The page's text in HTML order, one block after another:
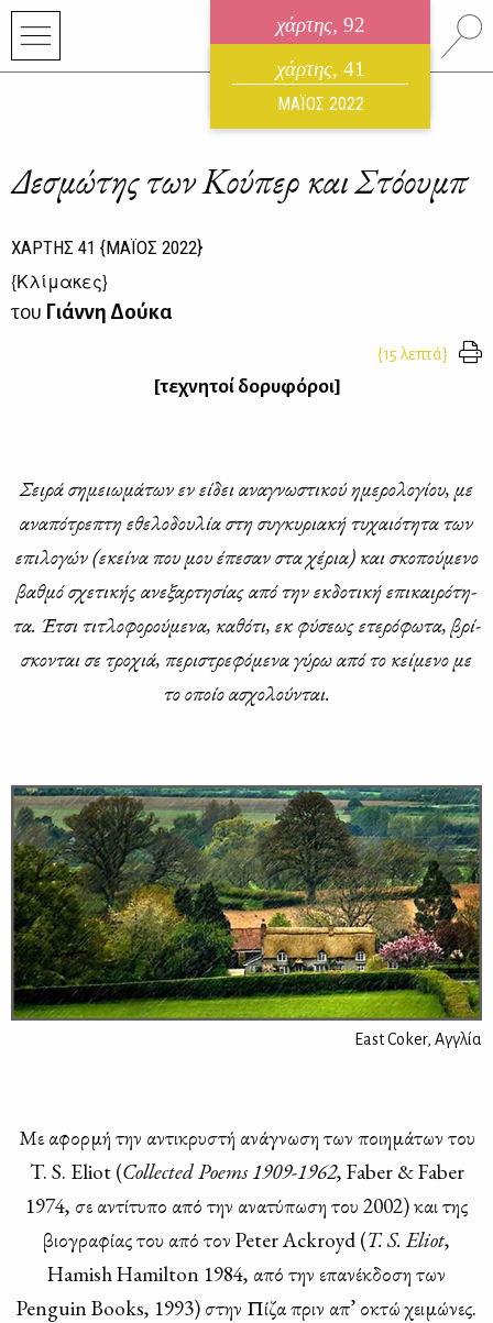
χάρτης, 92
ηλεκτρονικό περιοδικό
ΑΥΓΟΥΣΤΟΣ 2026
χάρτης, 41
ΜΑΪΟΣ 2022
Δεσμώτης των Κούπερ και Στόουμπ
ΧΑΡΤΗΣ 41 {ΜΑΪΟΣ 2022}
{Κλίμακες}
του Γιάννη Δούκα
{15 λεπτά}
[τε­χνη­τοί δο­ρυ­φό­ροι]
Σει­ρά ση­μειω­μά­των εν εί­δει ανα­γνω­στι­κού ημε­ρο­λο­γί­ου, με
ανα­πό­τρε­πτη εθε­λο­δου­λία στη συ­γκυ­ρια­κή τυ­χαιό­τη­τα των
επι­λο­γών (εκεί­να που μου έπε­σαν στα χέ­ρια) και σκο­πού­με­νο
βαθ­μό σχε­τι­κής ανε­ξαρ­τη­σί­ας από την εκ­δο­τι­κή επι­και­ρό­τη­
τα. Έτσι τι­τλο­φο­ρού­με­να, κα­θό­τι, εκ φύ­σε­ως ετε­ρό­φω­τα, βρί­
σκο­νται σε τρο­χιά, πε­ρι­στρε­φό­με­να γύ­ρω από το κεί­με­νο με
το οποίο ασχο­λού­νται.
East Coker, Αγγλία
Με αφορ­μή την αντι­κρυ­στή ανά­γνω­ση των ποι­η­μά­των του
T. S. Eliot (Collected Poems 1909-1962, Faber & Faber
1974, σε αντί­τυ­πο από την ανα­τύ­πω­ση του 2002) και της
βιο­γρα­φί­ας του από τον Peter Ackroyd (T. S. Eliot,
Hamish Hamilton 1984, από την επα­νέκ­δο­ση των
Penguin Books, 1993) στην Πί­ζα πριν απ’ οκτώ χει­μώ­νες.